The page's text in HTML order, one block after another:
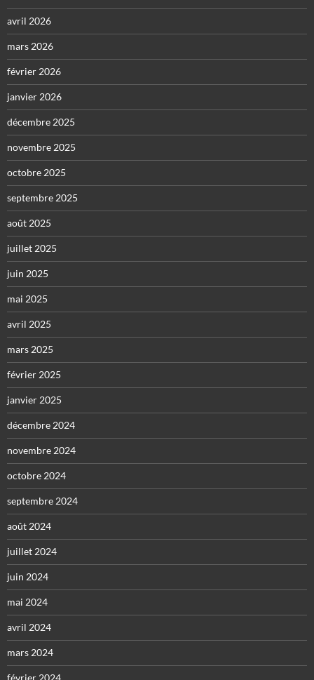
avril 2026
mars 2026
février 2026
janvier 2026
décembre 2025
novembre 2025
octobre 2025
septembre 2025
août 2025
juillet 2025
juin 2025
mai 2025
avril 2025
mars 2025
février 2025
janvier 2025
décembre 2024
novembre 2024
octobre 2024
septembre 2024
août 2024
juillet 2024
juin 2024
mai 2024
avril 2024
mars 2024
février 2024